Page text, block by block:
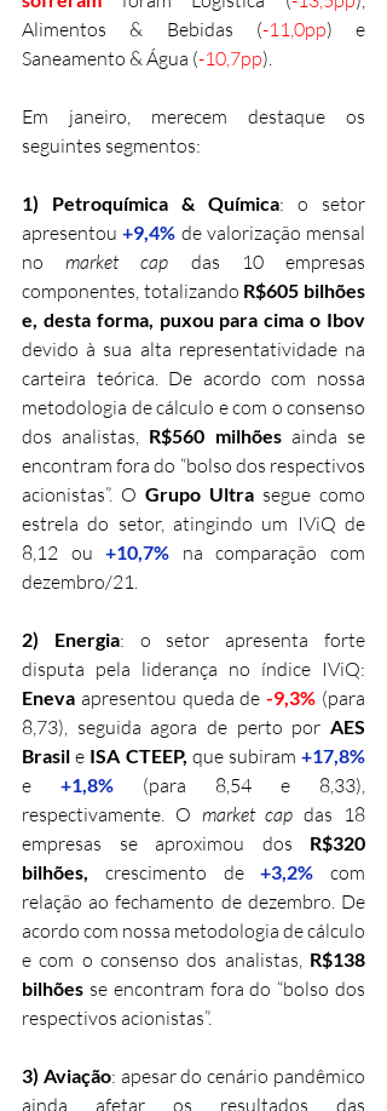
Alimentos & Bebidas (-11,0pp) e
Saneamento & Água (-10,7pp).
Em janeiro, merecem destaque os
seguintes segmentos:
1) Petroquímica & Química: o setor
apresentou +9,4% de valorização mensal
no market cap das 10 empresas
componentes, totalizando R$605 bilhões
e, desta forma, puxou para cima o Ibov
devido à sua alta representatividade na
carteira teórica. De acordo com nossa
metodologia de cálculo e com o consenso
dos analistas, R$560 milhões ainda se
encontram fora do “bolso dos respectivos
acionistas”. O Grupo Ultra segue como
estrela do setor, atingindo um IViQ de
8,12 ou +10,7% na comparação com
dezembro/21.
2) Energia: o setor apresenta forte
Eneva apresentou queda de -9,3% (para
8,73), seguida agora de perto por AES
Brasil e ISA CTEEP, que subiram +17,8%
e +1,8%
(para 8,54 e 8,33),
respectivamente. O market cap das 18
empresas se aproximou dos R$320
bilhões, crescimento de +3,2%
com
relação ao fechamento de dezembro. De
acordo com nossa metodologia de cálculo
e com o consenso dos analistas, R$138
bilhões se encontram fora do “bolso dos
respectivos acionistas”.
3) Aviação: apesar do cenário pandêmico
ainda afetar os resultados das